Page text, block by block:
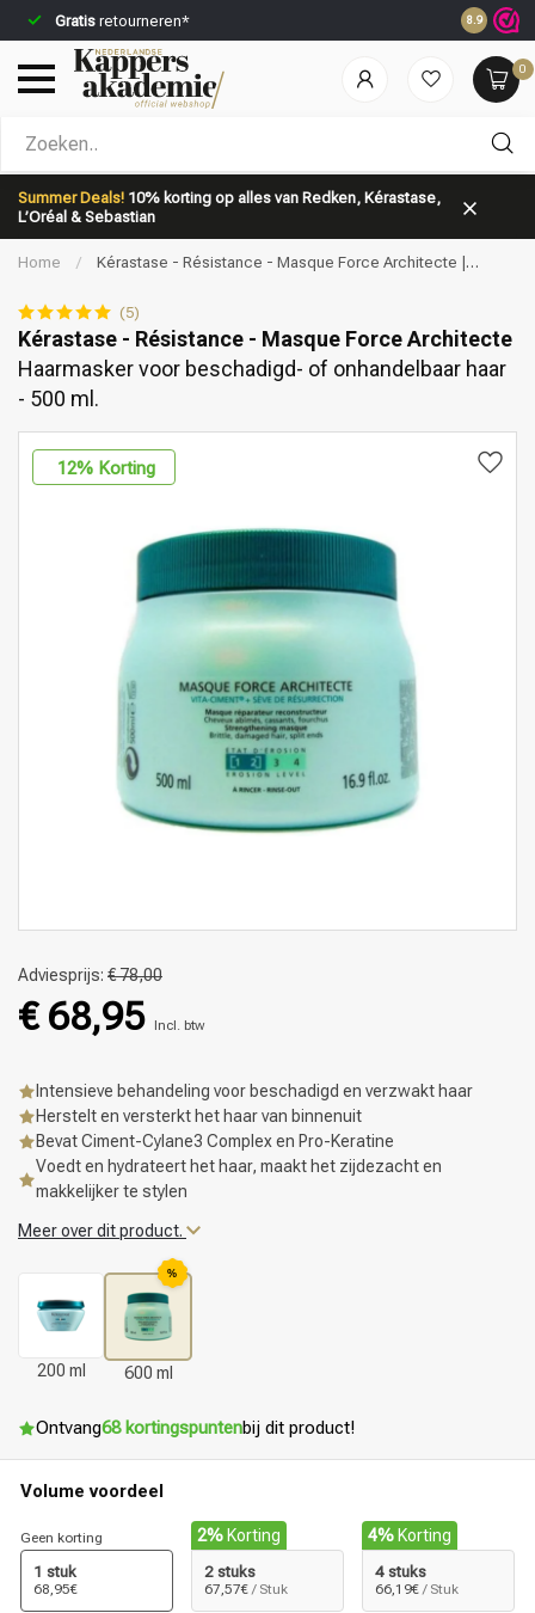
Gratis retourneren* Voor
8.9
0
Summer Deals! 10% korting op alles van Redken, Kérastase,
L’Oréal & Sebastian
Welke categorie ben jij naar op zoek?
Merken Haarverzorging
Home /
Kérastase - Résistance - Masque Force Architecte |
(5)
Kérastase - Résistance - Masque Force Architecte
Haarmasker voor beschadigd- of onhandelbaar haar
- 500 ml.
12% Korting
Adviesprijs: € 78,00
€ 68,95 Incl. btw
Intensieve behandeling voor beschadigd en verzwakt haar
Herstelt en versterkt het haar van binnenuit
Bevat Ciment-Cylane3 Complex en Pro-Keratine
Voedt en hydrateert het haar, maakt het zijdezacht en
makkelijker te stylen
Meer over dit product.
200 ml
%
600 ml
Ontvang68 kortingspuntenbij dit product!
Volume voordeel
Geen korting
1 stuk
68,95€
2% Korting
2 stuks
67,57€ / Stuk
4% Korting
4 stuks
66,19€ / Stuk